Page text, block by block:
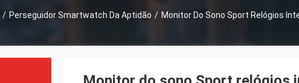
/ Perseguidor Smartwatch Da Aptidão / Monitor Do Sono Sport Relógios